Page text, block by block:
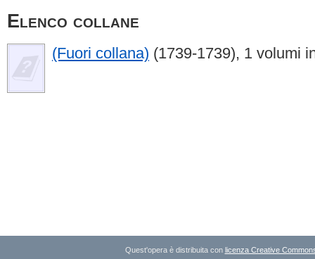
Elenco collane
(Fuori collana) (1739-1739), 1 volumi
Quest'opera è distribuita con licenza Creative